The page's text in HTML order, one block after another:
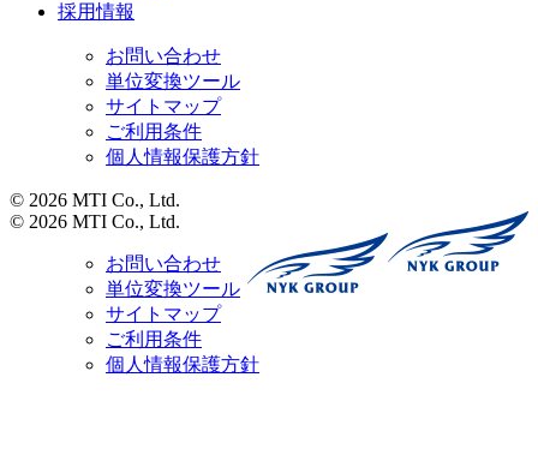
採用情報
お問い合わせ
単位変換ツール
サイトマップ
ご利用条件
個人情報保護方針
© 2026 MTI Co., Ltd.
© 2026 MTI Co., Ltd.
お問い合わせ
単位変換ツール
サイトマップ
ご利用条件
個人情報保護方針